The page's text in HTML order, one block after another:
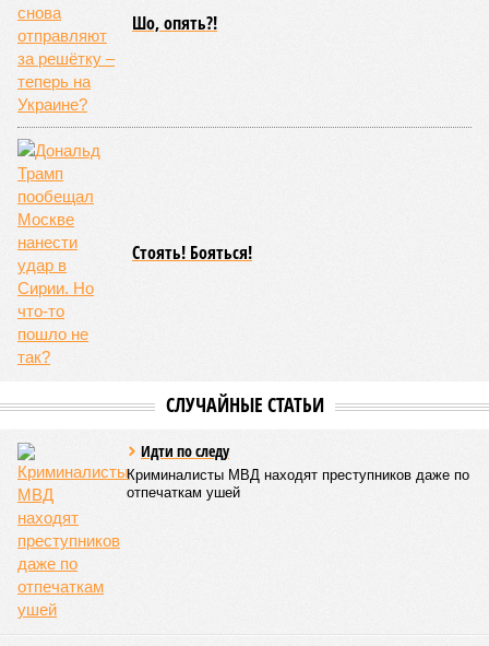
Шо, опять?!
Стоять! Бояться!
СЛУЧАЙНЫЕ СТАТЬИ
Идти по следу
Криминалисты МВД находят преступников даже по
отпечаткам ушей